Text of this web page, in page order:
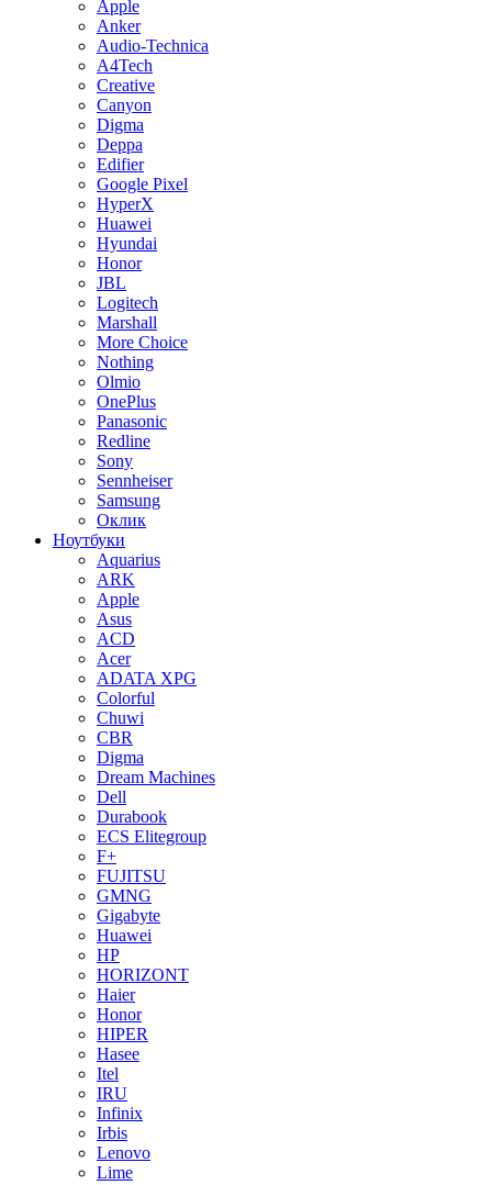
Apple
Anker
Audio-Technica
A4Tech
Creative
Canyon
Digma
Deppa
Edifier
Google Pixel
HyperX
Huawei
Hyundai
Honor
JBL
Logitech
Marshall
More Choice
Nothing
Olmio
OnePlus
Panasonic
Redline
Sony
Sennheiser
Samsung
Оклик
Ноутбуки
Aquarius
ARK
Apple
Asus
ACD
Acer
ADATA XPG
Colorful
Chuwi
CBR
Digma
Dream Machines
Dell
Durabook
ECS Elitegroup
F+
FUJITSU
GMNG
Gigabyte
Huawei
HP
HORIZONT
Haier
Honor
HIPER
Hasee
Itel
IRU
Infinix
Irbis
Lenovo
Lime